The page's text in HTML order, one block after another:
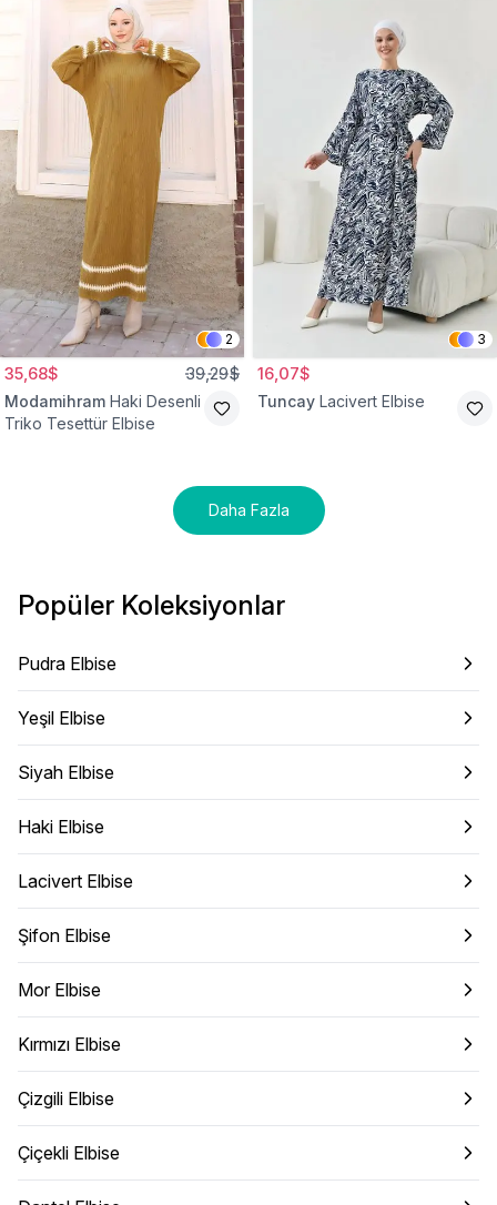
2
35,68$ 39,29$
Modamihram Haki Desenli
Triko Tesettür Elbise
3
16,07$
Tuncay Lacivert Elbise
Daha Fazla
Popüler Koleksiyonlar
Pudra Elbise
Yeşil Elbise
Siyah Elbise
Haki Elbise
Lacivert Elbise
Şifon Elbise
Mor Elbise
Kırmızı Elbise
Çizgili Elbise
Çiçekli Elbise